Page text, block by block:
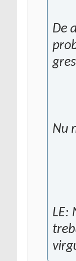
De
Nu
LE: